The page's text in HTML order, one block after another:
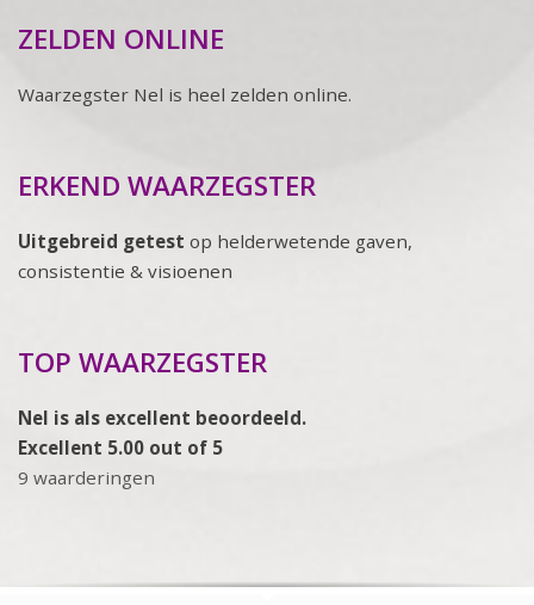
ZELDEN ONLINE
Waarzegster Nel is heel zelden online.
ERKEND WAARZEGSTER
Uitgebreid getest op helderwetende gaven,
consistentie & visioenen
TOP WAARZEGSTER
Nel is als excellent beoordeeld.
Excellent 5.00 out of 5
9 waarderingen